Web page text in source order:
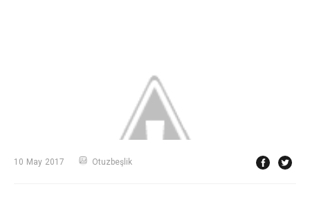
10 May 2017 Otuzbeşlik